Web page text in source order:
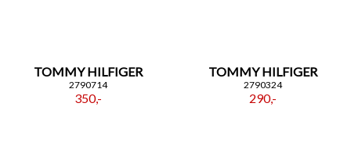
TOMMY HILFIGER
2790714
350,-
TOMMY HILFIGER
2790324
290,-